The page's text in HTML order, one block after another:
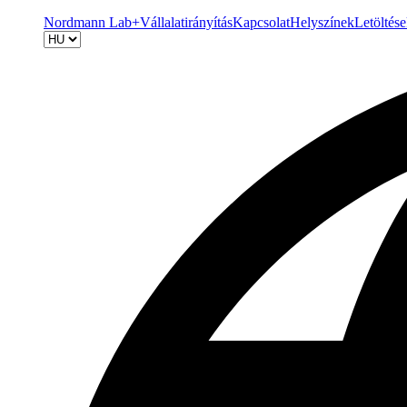
Nordmann Lab+VállalatirányításKapcsolatHelyszínek